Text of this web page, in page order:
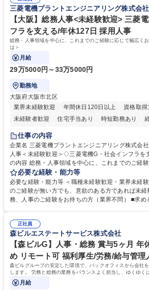
相談室】お客様のお声をもとにより良い商品づくり
う会社として、お客様との出会いを大切にし、磨き
を込めてコミュニケーションをとりながら広報関
す。 学歴・資格 学歴：大学院 大学 高専 短大 専修学校 高校 語学力： 資
格：
三菱電機プラントエンジニアリング株式会社
【大阪】総務人事<未経験歓迎> 三菱
フラを支える/年休127日 採用人事
総務・人事領域を中心に、これまでのご経験に応じて幅広く
は＞
月給
29万5000円～33万5000円
勤務地
大阪府大阪市北区
業界未経験歓迎
年間休日120日以上
資格取得
未経験者歓迎
住宅手当あり 時短勤務あり
退職金あり
駅近5分以内
土日祝休み 服装自由 寮・社
仕事の内容
企業名 三菱電機プラントエンジニアリング株式会社 求人名 【大阪】総務
人事＜未経験歓迎＞◇三菱電機G・社会インフラを支
の内容 総務・人事領域を中心に、これまでのご経
します。 ＜具体的には＞ ・総務/人事労務（給与・社保・勤怠管理など）
・採用・教育研修 ・福利厚生運用 など ※基本的に
採用や教育等の業務内容により、関西圏以外への
出張もございます。 ※担当業務を持ちつつ、お互い
必要な経験・能力等
必要な経験・能力等 ＜職種未経験歓迎・業界未経
のご経験が無い方でも、意欲のある方であれば未
務、人事のご経験をお持ちの方（業界不問） ■求める人物像：・社内外の
正社員
森ビルエステートサービス株式会社
【森ビルG】人事・総務 賞与5ヶ月 年
め リモート可 福利厚生/労務/給与管理
森ビルグループの安定した環境で、バックオフィスから会社
します。 労務と総務の業務をバランスよく担当し、ゆくゆく
にも挑戦できる、やりがいある環境です。
月給